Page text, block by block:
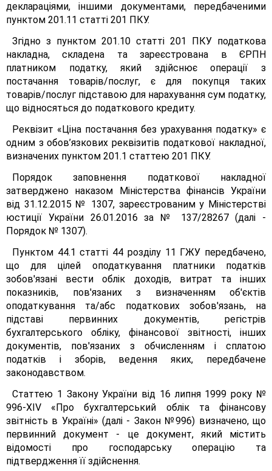
деклараціями, іншими документами, передбаченими
пунктом 201.11 статті 201 ПКУ.
Згідно з пунктом 201.10 статті 201 ПКУ податкова
накладна, складена та зареєстрована в ЄРПН
платником податку, який здійснює операції з
постачання товарів/послуг, є для покупця таких
товарів/послуг підставою для нарахування сум податку,
що відносяться до податкового кредиту.
Реквізит «Ціна постачання без урахування податку» є
одним з обов’язкових реквізитів податкової накладної,
визначених пунктом 201.1 статтею 201 ПКУ.
Порядок заповнення податкової накладної
затверджено наказом Міністерства фінансів України
від 31.12.2015 № 1307, зареєстрованим у Міністерстві
юстиції України 26.01.2016 за № 137/28267 (далі -
Порядок № 1307).
Пунктом 44.1 статті 44 розділу 11 ГЖУ передбачено,
що для цілей оподаткування платники податків
зобов'язані вести облік доходів, витрат та інших
показників, пов'язаних з визначенням об'єктів
оподаткування та/абс податкових зобов'язань, на
підставі первинних документів, регістрів
бухгалтерського обліку, фінансової звітності, інших
документів, пов'язаних з обчисленням і сплатою
податків і зборів, ведення яких, передбачене
законодавством.
Статтею 1 Закону України від 16 липня 1999 року №
996-ХІV «Про бухгалтерський облік та фінансову
звітність в Україні» (далі - Закон №996) визначено, що
первинний документ - це документ, який містить
відомості про господарську операцію та
підтвердження її здійснення.